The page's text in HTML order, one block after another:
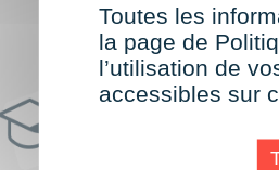
Toutes les
la page de
l’utilisation de
accessibles sur